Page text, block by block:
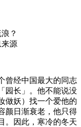
？
源
曾经中国最大的同志
园长」。他不能说没
做妖）找一个爱他的
颜日渐衰老，他只得
。因此，寒冷的冬天